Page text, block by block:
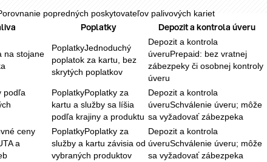
popredných poskytovateľov palivových kariet
Poplatky Depozit a kontrola úveru
na stojane
PoplatkyJednoduchý
poplatok za kartu, bez
skrytých poplatkov
Depozit a kontrola
úveruPrepaid: bez vratnej
zábezpeky či osobnej kontroly
úveru
podľa
PoplatkyPoplatky za
kartu a služby sa líšia
podľa krajiny a produktu
Depozit a kontrola
úveruSchválenie úveru; môže
sa vyžadovať zábezpeka
ceny
a
PoplatkyPoplatky za
služby a kartu závisia od
vybraných produktov
Depozit a kontrola
úveruSchválenie úveru; môže
sa vyžadovať zábezpeka